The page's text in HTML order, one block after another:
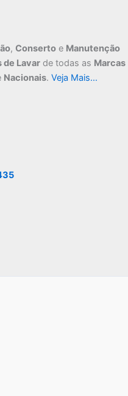
, Conserto e Manutenção
de Lavar de todas as Marcas
Nacionais. Veja Mais…